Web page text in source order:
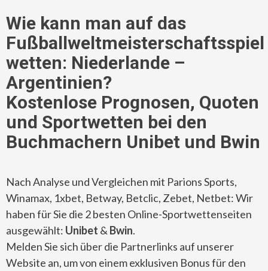
Wie kann man auf das
Fußballweltmeisterschaftsspiel
wetten: Niederlande –
Argentinien?
Kostenlose Prognosen, Quoten
und Sportwetten bei den
Buchmachern Unibet und Bwin
Nach Analyse und Vergleichen mit Parions Sports,
Winamax, 1xbet, Betway, Betclic, Zebet, Netbet: Wir
haben für Sie die 2 besten Online-Sportwettenseiten
ausgewählt: Unibet & Bwin.
Melden Sie sich über die Partnerlinks auf unserer
Website an, um von einem exklusiven Bonus für den